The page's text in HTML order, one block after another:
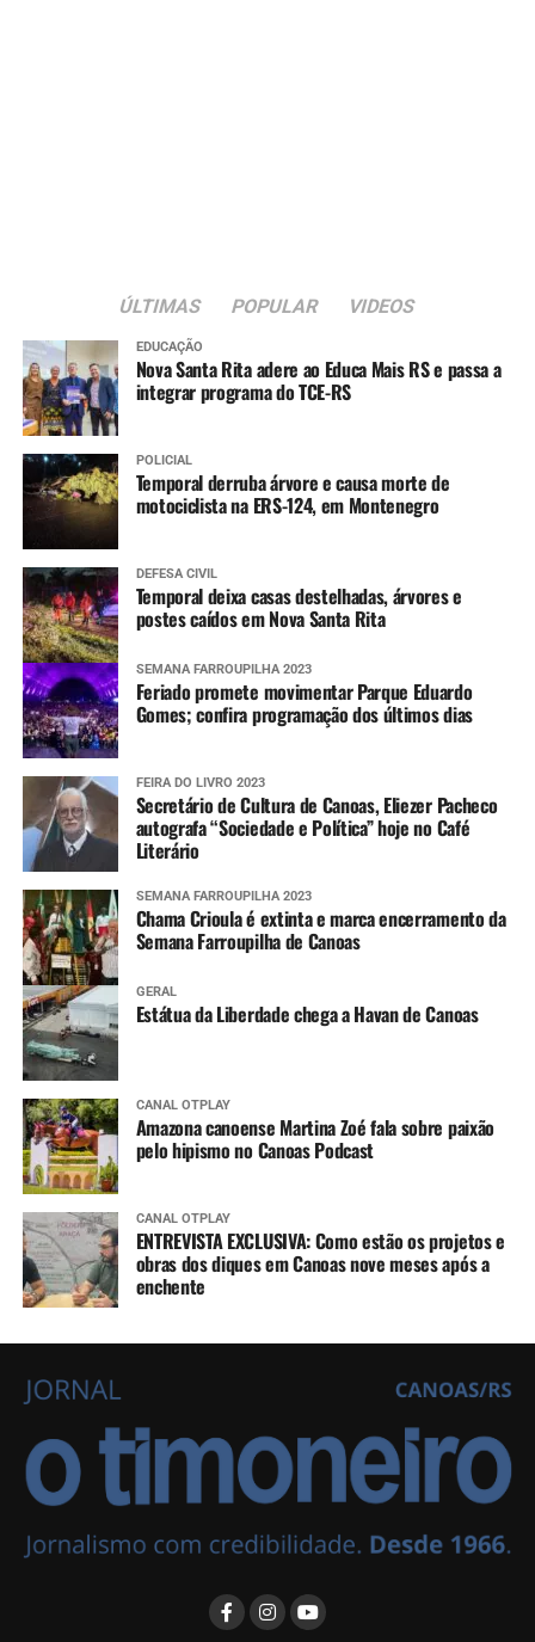
ÚLTIMAS POPULAR VIDEOS
EDUCAÇÃO
Nova Santa Rita adere ao Educa Mais RS e passa a
integrar programa do TCE-RS
POLICIAL
Temporal derruba árvore e causa morte de
motociclista na ERS-124, em Montenegro
DEFESA CIVIL
Temporal deixa casas destelhadas, árvores e
postes caídos em Nova Santa Rita
SEMANA FARROUPILHA 2023
Feriado promete movimentar Parque Eduardo
Gomes; confira programação dos últimos dias
FEIRA DO LIVRO 2023
Secretário de Cultura de Canoas, Eliezer Pacheco
autografa “Sociedade e Política” hoje no Café
Literário
SEMANA FARROUPILHA 2023
Chama Crioula é extinta e marca encerramento da
Semana Farroupilha de Canoas
GERAL
Estátua da Liberdade chega a Havan de Canoas
CANAL OTPLAY
Amazona canoense Martina Zoé fala sobre paixão
pelo hipismo no Canoas Podcast
CANAL OTPLAY
ENTREVISTA EXCLUSIVA: Como estão os projetos e
obras dos diques em Canoas nove meses após a
enchente